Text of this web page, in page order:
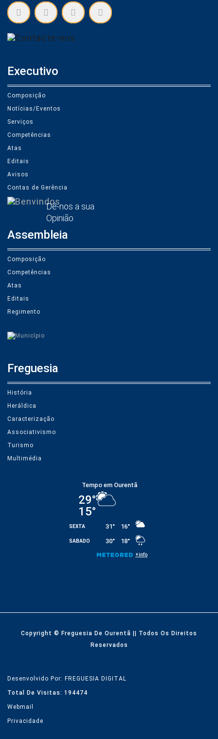
Executivo
Composição
Notícias/Eventos
Serviços
Competências
Atas
Editais
Avisos
Contas de Gerência
Dê-nos a sua
Opinião
Assembleia
Composição
Competências
Atas
Editais
Regimento
Freguesia
História
Heráldica
Caracterização
Associativismo
Turismo
Multimédia
Copyright © Freguesia De Ourentã || Todos Os Direitos
Reservados
Desenvolvido Por: FREGUESIA DIGITAL
Total De Visitas: 194474
Webmail
Privacidade